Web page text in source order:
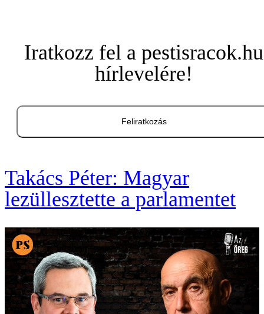
Iratkozz fel a pestisracok.hu
hírlevelére!
Feliratkozás
Takács Péter: Magyar
lezüllesztette a parlamentet